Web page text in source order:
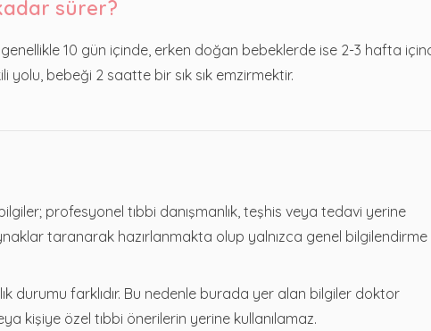
sürer?
10 gün içinde, erken doğan bebeklerde ise 2-3 hafta
yolu, bebeği 2 saatte bir sık sık emzirmektir.
profesyonel tıbbi danışmanlık, teşhis veya tedavi yerine
taranarak hazırlanmakta olup yalnızca genel bilgilendirme
durumu farklıdır. Bu nedenle burada yer alan bilgiler doktor
kişiye özel tıbbi önerilerin yerine kullanılamaz.